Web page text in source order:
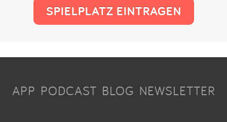
SPIELPLATZ EINTRAGEN
APP PODCAST BLOG NEWSLETTER